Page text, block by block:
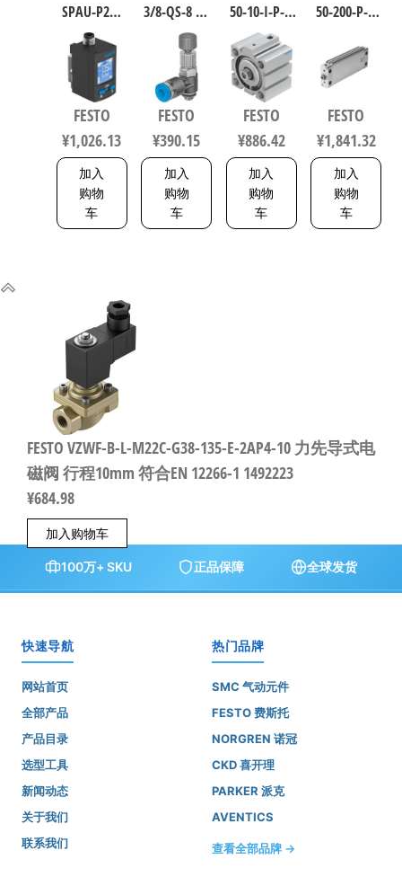
SPAU-P2R-
W-G18FD-L-
PNLK-
PNVBA-M8U
数字压力
传感器 符
合EN 60947-
5-2 8001232
FESTO
¥1,026.13
加入
购物
车
3/8-QS-8 气
源处理元
件 规格8
153505
FESTO
¥390.15
加入
购物
车
50-10-I-P-A
短行程气
缸 行程
10mm 缸径
50mm
VDMA 24562
188252
FESTO
¥886.42
加入
购物
车
50-200-P-A
缸 行程
200mm 缸
164075
FESTO
¥1,841.32
加入
购物
车
FESTO VZWF-B-L-M22C-G38-135-E-2AP4-10 力先导式电
磁阀 行程10mm 符合EN 12266-1 1492223
¥684.98
加入购物车
100万+ SKU 正品保障 全球发货
快速导航
网站首页
全部产品
产品目录
选型工具
新闻动态
关于我们
联系我们
热门品牌
SMC 气动元件
FESTO 费斯托
NORGREN 诺冠
CKD 喜开理
PARKER 派克
AVENTICS
查看全部品牌 →